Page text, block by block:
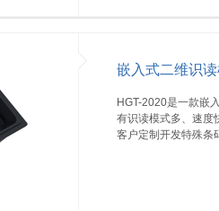
嵌入式二维识
HGT-2020是一款嵌
有识读模式多、速度
客户定制开发特殊条